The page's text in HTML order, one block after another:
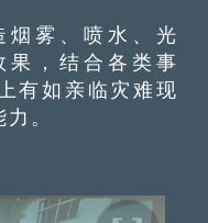
雾、喷水、光
果，结合各类事
有如亲临灾难现
。